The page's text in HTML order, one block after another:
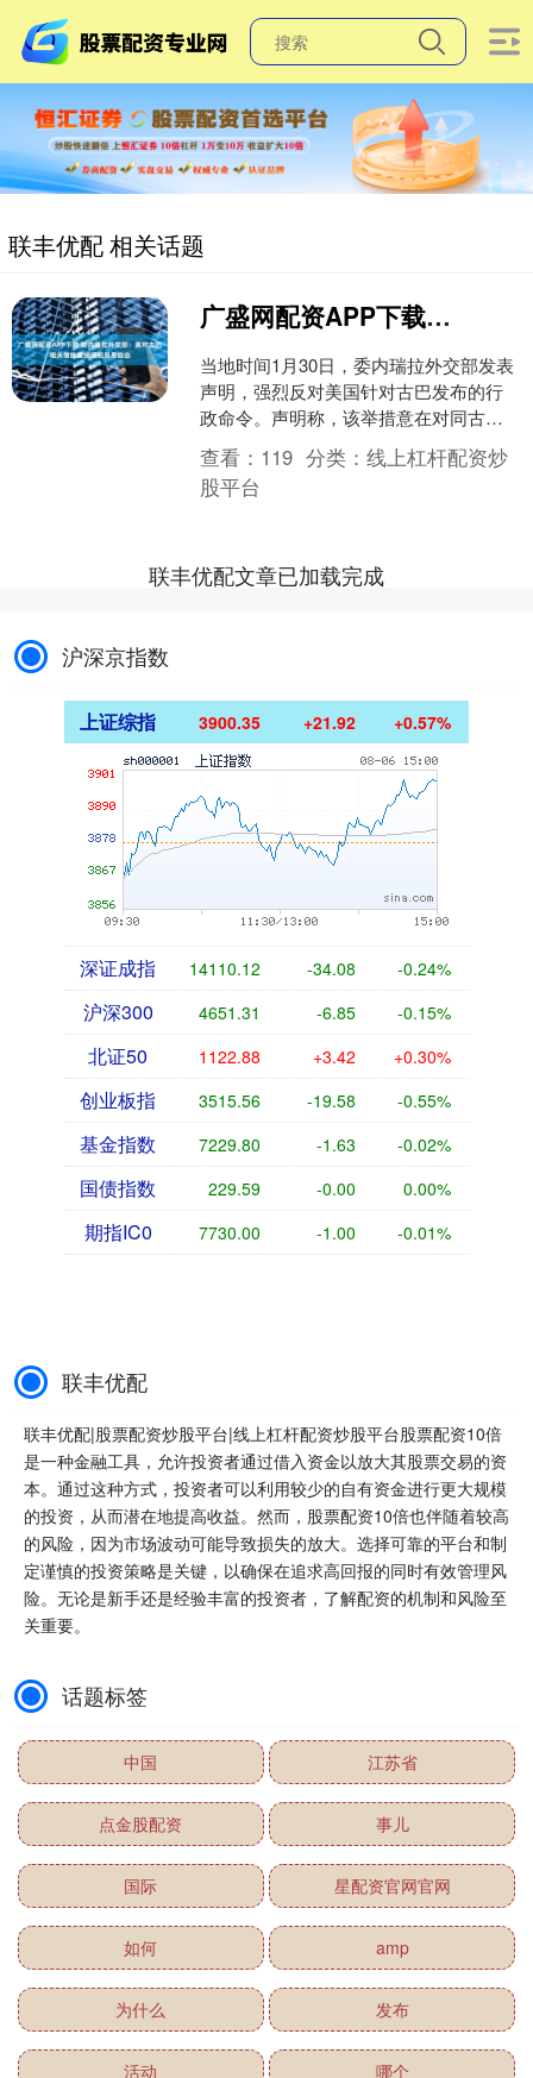
联丰优配 相关话题
广盛网配资APP下载 委内瑞拉外交部：美对古巴相关措施直接侵犯贸易自由
当地时间1月30日，委内瑞拉外交部发表
声明，强烈反对美国针对古巴发布的行
政命令。声明称，该举措意在对同古巴
保持正当经贸往来的国家实施惩罚性制
裁。 声明表示，美国....
查看： 119 分类：线上杠杆配资炒
股平台
联丰优配文章已加载完成
沪深京指数
上证综指 3900.35 +21.92 +0.57%
深证成指 14110.12 -34.08 -0.24%
沪深300 4651.31 -6.85 -0.15%
北证50 1122.88 +3.42 +0.30%
创业板指 3515.56 -19.58 -0.55%
基金指数 7229.80 -1.63 -0.02%
国债指数 229.59 -0.00 0.00%
期指IC0 7730.00 -1.00 -0.01%
联丰优配
联丰优配|股票配资炒股平台|线上杠杆配资炒股平台股票配资10倍
是一种金融工具，允许投资者通过借入资金以放大其股票交易的资
本。通过这种方式，投资者可以利用较少的自有资金进行更大规模
的投资，从而潜在地提高收益。然而，股票配资10倍也伴随着较高
的风险，因为市场波动可能导致损失的放大。选择可靠的平台和制
定谨慎的投资策略是关键，以确保在追求高回报的同时有效管理风
险。无论是新手还是经验丰富的投资者，了解配资的机制和风险至
关重要。
话题标签
中国 江苏省
点金股配资 事儿
国际 星配资官网官网
如何 amp
为什么 发布
活动 哪个